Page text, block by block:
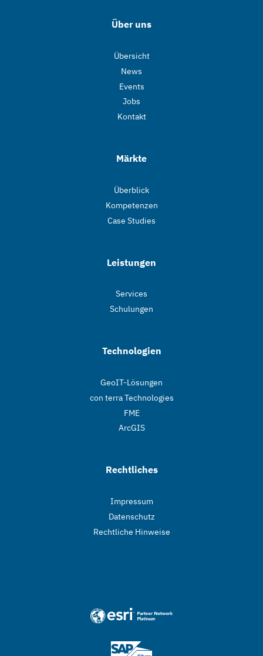
Über uns
Übersicht
News
Events
Jobs
Kontakt
Märkte
Überblick
Kompetenzen
Case Studies
Leistungen
Services
Schulungen
Technologien
GeoIT-Lösungen
con terra Technologies
FME
ArcGIS
Rechtliches
Impressum
Datenschutz
Rechtliche Hinweise